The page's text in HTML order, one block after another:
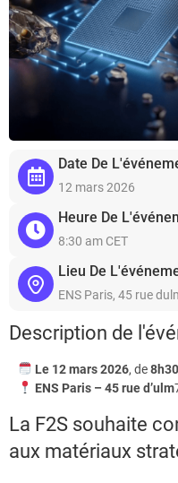
Date De
12 mars 2026
Heure De
8:30 am CET
Lieu De
ENS Paris, 45 rue
Description de
Le 12 mars 2026, de
ENS Paris – 45 rue d’ulm
La F2S souhaite
aux matériaux